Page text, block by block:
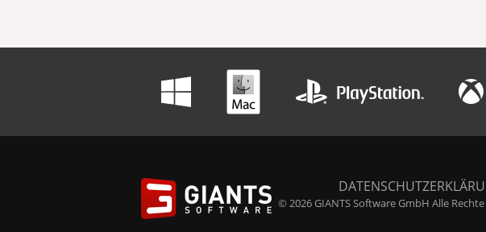
© 2026 GIANTS Software GmbH Alle